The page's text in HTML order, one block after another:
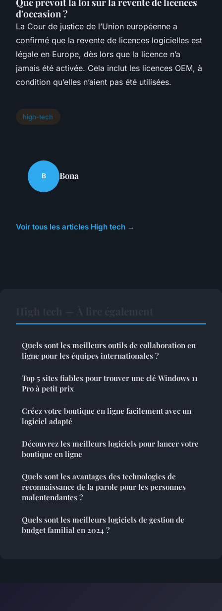
d'occasion ?
La Cour de justice de l’Union européenne a
confirmé que la revente de licences logicielles est
légale en Europe, dès lors que la licence n’a
jamais été activée. Cela inclut les licences OEM, à
condition qu’elles n’aient pas été utilisées.
high-tech
B Bona
Voir tous les articles High tech →
Quels sont les meilleurs outils de collaboration en
ligne pour les équipes internationales ?
Top 5 sites fiables pour trouver une clé Windows 11
Pro à petit prix
Créez votre boutique en ligne facilement avec un
logiciel adapté
Découvrez les meilleurs logiciels pour lancer votre
boutique en ligne
Quels sont les avantages des technologies de
reconnaissance de la parole pour les personnes
malentendantes ?
Quels sont les meilleurs logiciels de gestion de
budget familial en 2024 ?